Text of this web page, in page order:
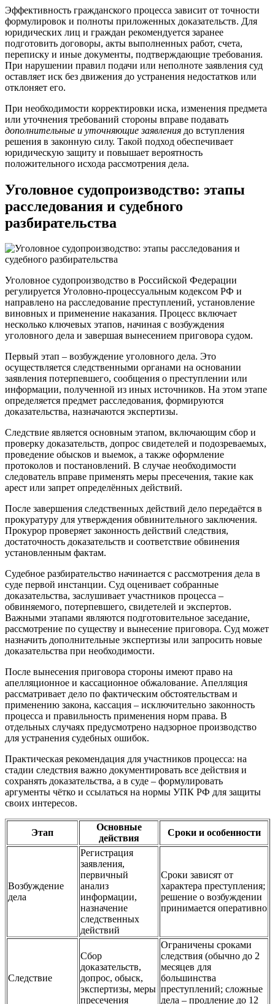
Эффективность гражданского процесса зависит от точности
формулировок и полноты приложенных доказательств. Для
юридических лиц и граждан рекомендуется заранее
подготовить договоры, акты выполненных работ, счета,
переписку и иные документы, подтверждающие требования.
При нарушении правил подачи или неполноте заявления суд
оставляет иск без движения до устранения недостатков или
отклоняет его.
При необходимости корректировки иска, изменения предмета
или уточнения требований стороны вправе подавать
дополнительные и уточняющие заявления до вступления
решения в законную силу. Такой подход обеспечивает
юридическую защиту и повышает вероятность
положительного исхода рассмотрения дела.
Уголовное судопроизводство: этапы
расследования и судебного
разбирательства
Уголовное судопроизводство в Российской Федерации
регулируется Уголовно-процессуальным кодексом РФ и
направлено на расследование преступлений, установление
виновных и применение наказания. Процесс включает
несколько ключевых этапов, начиная с возбуждения
уголовного дела и завершая вынесением приговора судом.
Первый этап – возбуждение уголовного дела. Это
осуществляется следственными органами на основании
заявления потерпевшего, сообщения о преступлении или
информации, полученной из иных источников. На этом этапе
определяется предмет расследования, формируются
доказательства, назначаются экспертизы.
Следствие является основным этапом, включающим сбор и
проверку доказательств, допрос свидетелей и подозреваемых,
проведение обысков и выемок, а также оформление
протоколов и постановлений. В случае необходимости
следователь вправе применять меры пресечения, такие как
арест или запрет определённых действий.
После завершения следственных действий дело передаётся в
прокуратуру для утверждения обвинительного заключения.
Прокурор проверяет законность действий следствия,
достаточность доказательств и соответствие обвинения
установленным фактам.
Судебное разбирательство начинается с рассмотрения дела в
суде первой инстанции. Суд оценивает собранные
доказательства, заслушивает участников процесса –
обвиняемого, потерпевшего, свидетелей и экспертов.
Важными этапами являются подготовительное заседание,
рассмотрение по существу и вынесение приговора. Суд может
назначить дополнительные экспертизы или запросить новые
доказательства при необходимости.
После вынесения приговора стороны имеют право на
апелляционное и кассационное обжалование. Апелляция
рассматривает дело по фактическим обстоятельствам и
применению закона, кассация – исключительно законность
процесса и правильность применения норм права. В
отдельных случаях предусмотрено надзорное производство
для устранения судебных ошибок.
Практическая рекомендация для участников процесса: на
стадии следствия важно документировать все действия и
сохранять доказательства, а в суде – формулировать
аргументы чётко и ссылаться на нормы УПК РФ для защиты
своих интересов.
Этап
Основные
действия
Сроки и особенности
Возбуждение
дела
Регистрация
заявления,
первичный
анализ
информации,
назначение
следственных
действий
Сроки зависят от
характера преступления;
решение о возбуждении
принимается оперативно
Следствие
Сбор
доказательств,
допрос, обыск,
экспертизы, меры
пресечения
Ограничены сроками
следствия (обычно до 2
месяцев для
большинства
преступлений; сложные
дела – продление до 12